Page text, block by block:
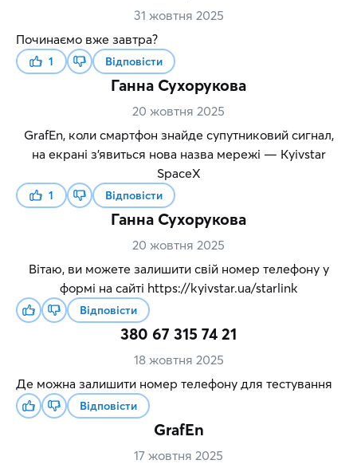
31 жовтня 2025
Починаємо вже завтра?
1 Відповісти
Ганна Сухорукова
20 жовтня 2025
GrafEn, коли смартфон знайде супутниковий сигнал,
на екрані з’явиться нова назва мережі — Kyivstar
SpaceX
1 Відповісти
Ганна Сухорукова
20 жовтня 2025
Вітаю, ви можете залишити свій номер телефону у
формі на сайті https://kyivstar.ua/starlink
Відповісти
380 67 315 74 21
18 жовтня 2025
Де можна залишити номер телефону для тестування
Відповісти
GrafEn
17 жовтня 2025